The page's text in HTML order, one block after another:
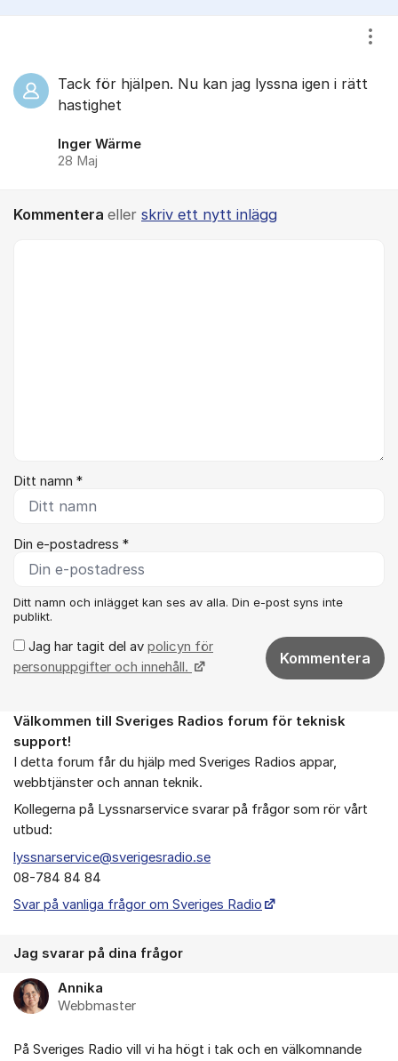
Tack för hjälpen. Nu kan jag lyssna igen i rätt
hastighet
Inger Wärme
28 Maj
Kommentera eller skriv ett nytt inlägg
Ditt namn *
Din e-postadress *
Ditt namn och inlägget kan ses av alla. Din e-post syns inte
publikt.
Jag har tagit del av policyn för
personuppgifter och innehåll.
Kommentera
Om forumet
Välkommen till Sveriges Radios forum för teknisk
support!
I detta forum får du hjälp med Sveriges Radios appar,
webbtjänster och annan teknik.
Kollegerna på Lyssnarservice svarar på frågor som rör vårt
utbud:
lyssnarservice@sverigesradio.se
08-784 84 84
Svar på vanliga frågor om Sveriges Radio
Jag svarar på dina frågor
Annika
Webbmaster
På Sveriges Radio vill vi ha högt i tak och en välkomnande